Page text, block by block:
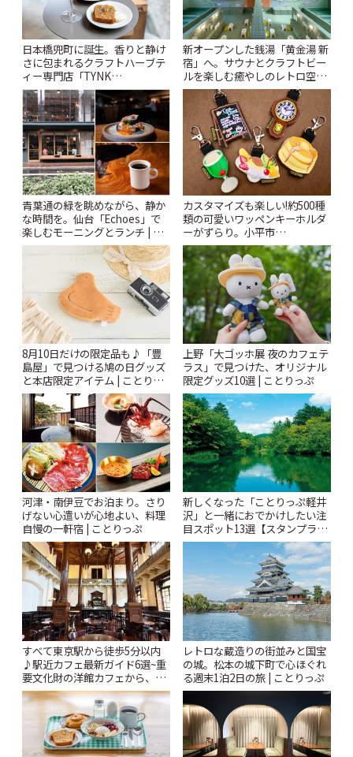
日本橋兜町に誕生。香りと静け
さに包まれるクラフトハーブテ
ィー専門店「TYNK
Kabutocho」 | ことりっぷ
新オープンした銭湯「黄金湯 新
宿」へ。サウナとクラフトビー
ルを楽しむ癒やしのレトロ空間
| ことりっぷ
青葉通の緑を眺めながら、静か
な時間を。仙台「Echoes」で
楽しむモーニングとランチ | こ
とりっぷ
カスタマイズも楽しい!約500種
類の可愛いワッペンキーホルダ
ーがずらり。小平市
「Kimamaya T&K」 | ことりっ
ぷ
8月10日だけの限定品も♪「豊
島屋」で見つける鳩の日グッズ
と本店限定アイテム | ことりっ
ぷ
上野「大ゴッホ展 夜のカフェテ
ラス」で見つけた、オリジナル
限定グッズ10選 | ことりっぷ
河津・南伊豆でお泊まり。さり
げない心遣いが心地よい、料理
自慢の一軒宿 | ことりっぷ
新しくなった「ことりっぷ軽井
沢」と一緒におでかけしたい注
目スポット13選【スタンプラリ
ー開催中】 | ことりっぷ
すべて東京駅から徒歩5分以内
♪駅近カフェ最新ガイド6選~重
要文化財の洋館カフェから、改
札すぐのレトロ喫茶まで~ | こと
りっぷ
レトロな蔵造りの街並みと国宝
の城。松本の城下町で心ほぐれ
る週末1泊2日の旅 | ことりっぷ